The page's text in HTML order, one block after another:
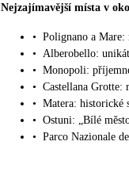
Nejzajímavější místa v
• Polignano a Mare:
• Alberobello:
• Monopoli:
• Castellana Grotte:
• Matera: historické
• Ostuni: „Bílé
• Parco Nazionale